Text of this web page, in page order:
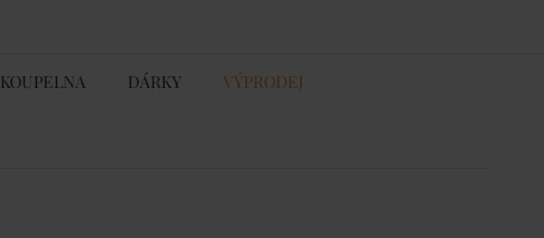
KOUPELNA DÁRKY VÝPRODEJ